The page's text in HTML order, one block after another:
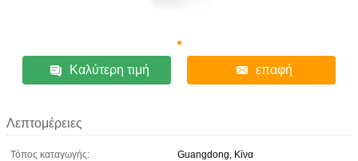
Καλύτερη τιμή επαφή
Λεπτομέρειες
Τόπος καταγωγής:
Guangdong, Κίνα